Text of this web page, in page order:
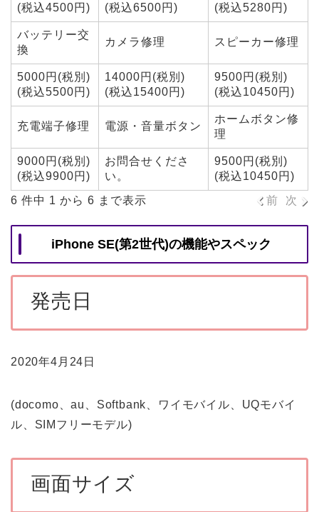
(税込4500円)
(税込6500円)
(税込5280円)
バッテリー交
換
カメラ修理 スピーカー修理
5000円(税別)
(税込5500円)
14000円(税別)
(税込15400円)
9500円(税別)
(税込10450円)
充電端子修理 電源・音量ボタン
ホームボタン修
理
9000円(税別)
(税込9900円)
お問合せくださ
い。
9500円(税別)
(税込10450円)
6 件中 1 から 6 まで表示
前 次
iPhone SE(第2世代)の機能やスペック
発売日
2020年4月24日
(docomo、au、Softbank、ワイモバイル、UQモバイ
ル、SIMフリーモデル)
画面サイズ